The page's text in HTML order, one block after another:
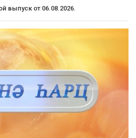
выпуск от 06.08.2026.